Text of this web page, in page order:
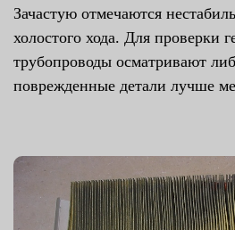
Зачастую отмечаются
холостого хода. Для проверки
трубопроводы осматривают
поврежденные детали лучше